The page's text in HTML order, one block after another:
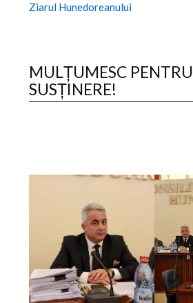
Ziarul Hunedoreanului
MULȚUMESC PENTRU
SUSȚINERE!